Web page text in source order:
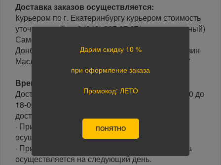
Доставка заказов осуществляется:
Курьером по г. Екатеринбургу курьером стоимость
уточнить по Тел: 8 (343) 287 67 67(многоканальный)
Самовывоз по адресу г. Екатеринбург ул.
Донбасская 1, Автомолл «Белая Башня», магазин
Масла Автохимия Автокосметика 2 этаж, С5,С7
Время доставки:
Доставка осуществляется в рабочие дни с 10-00 до
18-00 часов. Минимальный интервал времени
доставки 3 часа.
· При оформлении заказа до 15-00, доставка
осуществляется в день заказа.
· При оформлении заказа после 15-00, доставка
осуществляется на следующий день.
Дарим скидку 10 %
при оформление заказа
Промокод: ЛЕТО
ПОНЯТНО